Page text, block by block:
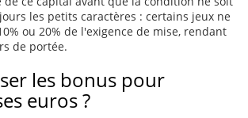
les petits caractères : certains jeux ne
ou 20% de l'exigence de mise, rendant
de portée.
les bonus pour
euros ?